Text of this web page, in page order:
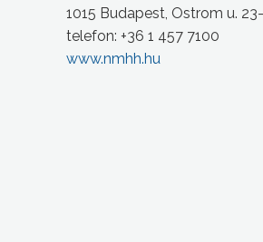
1015 Budapest, Ostrom u.
telefon: +36 1 457 7100
www.nmhh.hu